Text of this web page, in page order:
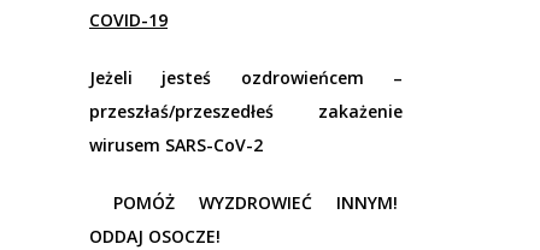
COVID-19
Jeżeli jesteś ozdrowieńcem –
przeszłaś/przeszedłeś zakażenie
wirusem SARS-CoV-2
POMÓŻ WYZDROWIEĆ INNYM!
ODDAJ OSOCZE!